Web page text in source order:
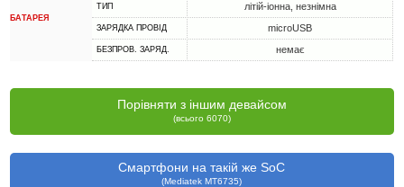
БАТАРЕЯ
ТИП літій-іонна, незнімна
ЗАРЯДКА ПРОВІД microUSB
БЕЗПРОВ. ЗАРЯД. немає
Порівняти з іншим девайсом
(всього 6070)
Смартфони на такій же SoC
(Mediatek MT6735)